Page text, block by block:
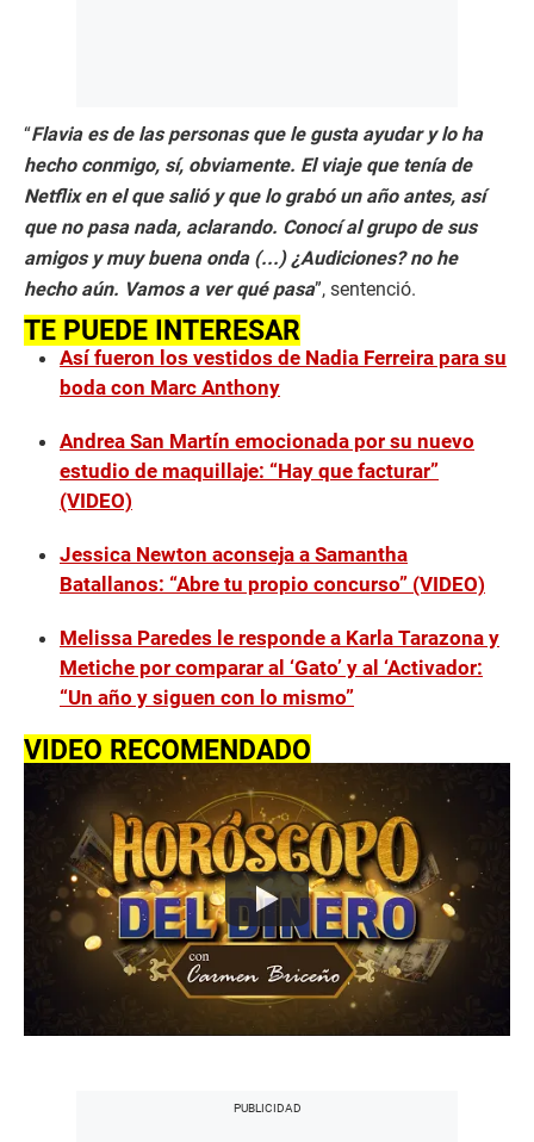
“Flavia es de las personas que le gusta ayudar y lo ha
hecho conmigo, sí, obviamente. El viaje que tenía de
Netflix en el que salió y que lo grabó un año antes, así
que no pasa nada, aclarando. Conocí al grupo de sus
amigos y muy buena onda (...) ¿Audiciones? no he
hecho aún. Vamos a ver qué pasa”, sentenció.
TE PUEDE INTERESAR
Así fueron los vestidos de Nadia Ferreira para su
boda con Marc Anthony
Andrea San Martín emocionada por su nuevo
estudio de maquillaje: “Hay que facturar”
(VIDEO)
Jessica Newton aconseja a Samantha
Batallanos: “Abre tu propio concurso” (VIDEO)
Melissa Paredes le responde a Karla Tarazona y
Metiche por comparar al ‘Gato’ y al ‘Activador:
“Un año y siguen con lo mismo”
VIDEO RECOMENDADO